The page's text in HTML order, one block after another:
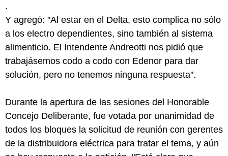
.
Y agregó: "Al estar en el Delta, esto complica no sólo
a los electro dependientes, sino también al sistema
alimenticio. El Intendente Andreotti nos pidió que
trabajásemos codo a codo con Edenor para dar
solución, pero no tenemos ninguna respuesta".
Durante la apertura de las sesiones del Honorable
Concejo Deliberante, fue votada por unanimidad de
todos los bloques la solicitud de reunión con gerentes
de la distribuidora eléctrica para tratar el tema, y aún